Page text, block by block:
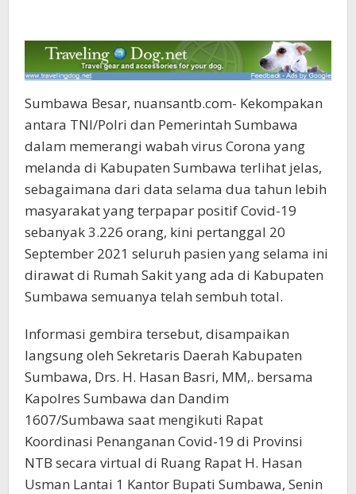
Sumbawa Besar, nuansantb.com- Kekompakan
antara TNI/Polri dan Pemerintah Sumbawa
dalam memerangi wabah virus Corona yang
melanda di Kabupaten Sumbawa terlihat jelas,
sebagaimana dari data selama dua tahun lebih
masyarakat yang terpapar positif Covid-19
sebanyak 3.226 orang, kini pertanggal 20
September 2021 seluruh pasien yang selama ini
dirawat di Rumah Sakit yang ada di Kabupaten
Sumbawa semuanya telah sembuh total.
Informasi gembira tersebut, disampaikan
langsung oleh Sekretaris Daerah Kabupaten
Sumbawa, Drs. H. Hasan Basri, MM,. bersama
Kapolres Sumbawa dan Dandim
1607/Sumbawa saat mengikuti Rapat
Koordinasi Penanganan Covid-19 di Provinsi
NTB secara virtual di Ruang Rapat H. Hasan
Usman Lantai 1 Kantor Bupati Sumbawa, Senin